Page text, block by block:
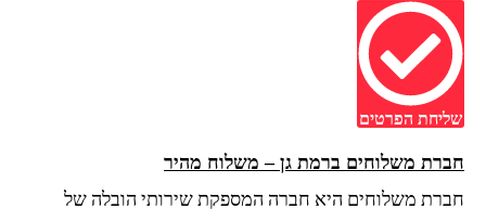
הפרטים
משלוחים ברמת גן – משלוח מהיר
משלוחים היא חברה המספקת שירותי הובלה של